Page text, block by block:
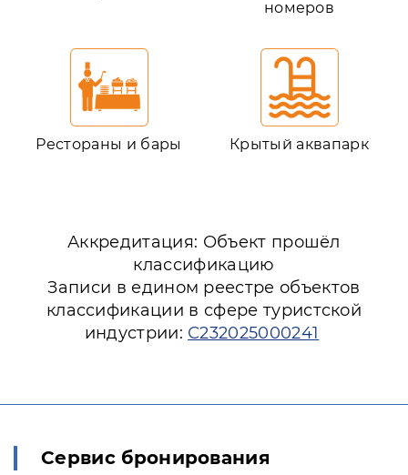
номеров
Рестораны и бары Крытый аквапарк
Аккредитация: Объект прошёл
классификацию
Записи в едином реестре объектов
классификации в сфере туристской
индустрии: С232025000241
Сервис бронирования